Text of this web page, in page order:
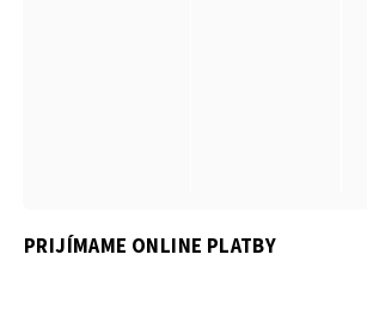
PRIJÍMAME ONLINE PLATBY